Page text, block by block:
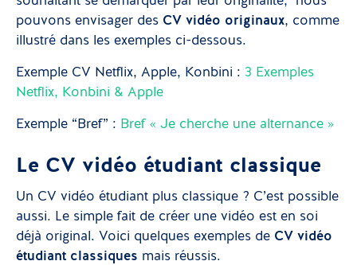
pouvons envisager des CV vidéo originaux, comme
illustré dans les exemples ci-dessous.
Exemple CV Netflix, Apple, Konbini : 3 Exemples
Netflix, Konbini & Apple
Exemple “Bref” : Bref « Je cherche une alternance »
Le CV vidéo étudiant classique
Un CV vidéo étudiant plus classique ? C’est possible
aussi. Le simple fait de créer une vidéo est en soi
déjà original. Voici quelques exemples de CV vidéo
étudiant classiques mais réussis.